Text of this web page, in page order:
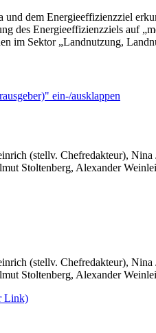
dem Energieeffizienzziel
des Energieeffizienzziels auf
im Sektor „Landnutzung,
ein-/ausklappen
(stellv. Chefredakteur), Nina
Stoltenberg, Alexander
(stellv. Chefredakteur), Nina
Stoltenberg, Alexander
Link)